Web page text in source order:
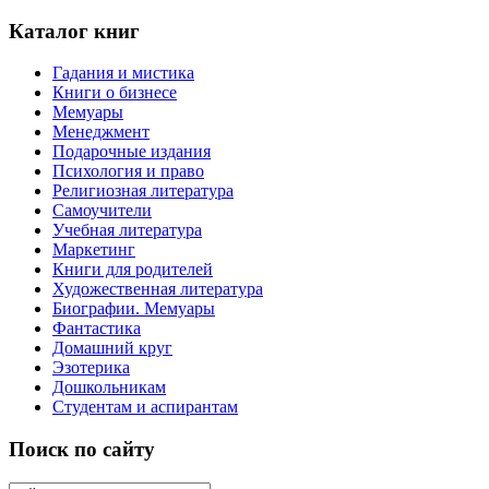
Каталог книг
Гадания и мистика
Книги о бизнесе
Мемуары
Менеджмент
Подарочные издания
Психология и право
Религиозная литература
Самоучители
Учебная литература
Маркетинг
Книги для родителей
Художественная литература
Биографии. Мемуары
Фантастика
Домашний круг
Эзотерика
Дошкольникам
Студентам и аспирантам
Поиск по сайту